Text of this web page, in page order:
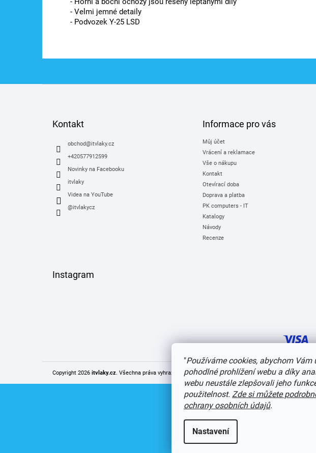
"Používáme cookies, abychom Vám
pohodlné prohlížení webu a díky
webu neustále zlepšovali jeho
použitelnost. Zde si můžete
ochrany osobních údajů.
Nastavení
- Velmi jemné detaily
- Podvozek Y-25 LSD
Kontakt
obchod@itvlaky.cz
+420577912599
Novinky na Facebooku
itvlaky
Videa na YouTube
@itvlakycz
Informace pro vás
Můj účet
Vrácení a reklamace
Vše o nákupu
Kontakt
Otevírací doba
Doprava a platba
PK computers - IT
Katalogy
Návody
Recenze
Instagram
Copyright 2026 itvlaky.cz. Všechna práva vyhrazena.Upravit nastavení cookies